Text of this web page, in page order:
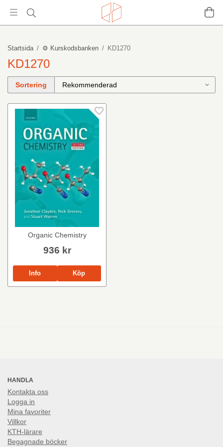
Startsida / ⚙️ Kurskodsbanken / KD1270
KD1270
Sortering
Organic Chemistry
936 kr
Info Köp
HANDLA
Kontakta oss
Logga in
Mina favoriter
Villkor
KTH-lärare
Begagnade böcker